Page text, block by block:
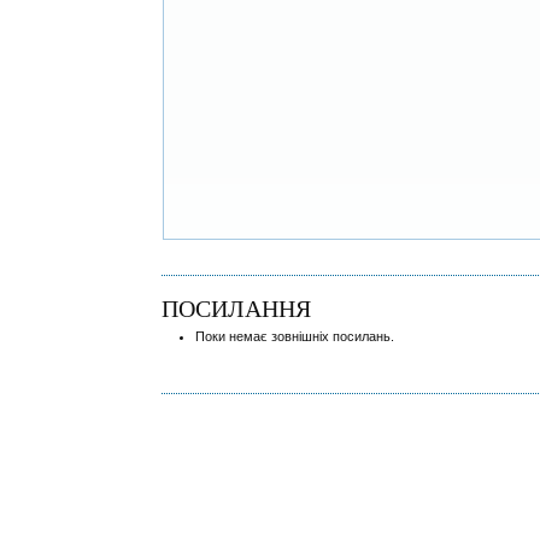
ПОСИЛАННЯ
Поки немає зовнішніх посилань.